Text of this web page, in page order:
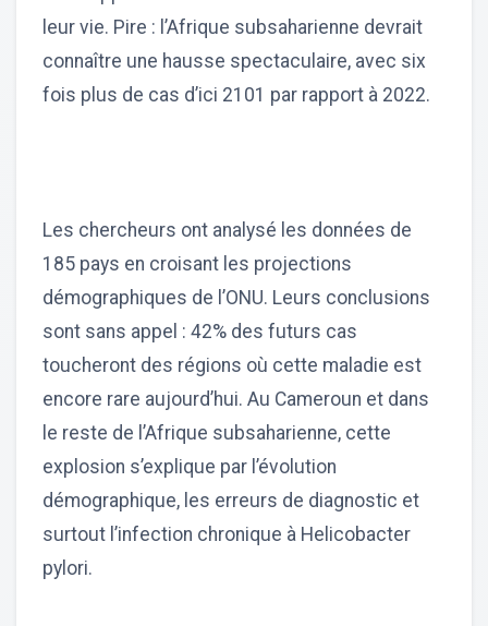
leur vie. Pire : l’Afrique subsaharienne devrait
connaître une hausse spectaculaire, avec six
fois plus de cas d’ici 2101 par rapport à 2022.
Les chercheurs ont analysé les données de
185 pays en croisant les projections
démographiques de l’ONU. Leurs conclusions
sont sans appel : 42% des futurs cas
toucheront des régions où cette maladie est
encore rare aujourd’hui. Au Cameroun et dans
le reste de l’Afrique subsaharienne, cette
explosion s’explique par l’évolution
démographique, les erreurs de diagnostic et
surtout l’infection chronique à Helicobacter
pylori.